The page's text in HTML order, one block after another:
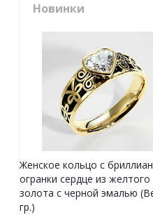
Новинки
Женское кольцо с
огранки сердце из желтого
золота с черной эмалью
гр.)